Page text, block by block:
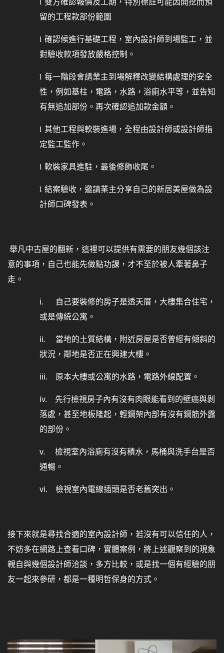
留的工程款部份範圍
l 確認候進行基礎工程，室內設計師到場監工，並
對驗收款項發放嚴格控制。
l 每一階段會請業主到場解釋改變結構處理的安全
性，例如基柱，電路，水路，浴廁水平等，並告知
有無追加部份。再次確認追加款金額。
l 其他工程與軟裝進場，全程由設計師或設計師指
定監工監作。
l 軟裝家具進駐，最後修飾收尾。
l 結案驗收，邀請業主分享自己的新居美屋做為設
計師口碑發表。
舉凡中古屋的翻新，這裡可以提供有需要的朋友幾個該注
意的事項，自己也能先做點功課，才不至於被人牽著鼻子
走。
i.
自己要裝修的房子是透天厝，大樓集合住宅，
或是傳統公寓。
ii.
當地的土質結構，附近房屋是否曾經有傾斜的
狀況，鄰地是否正在興建大樓。
iii. 原本大樓或公寓的水路，電路外線配置。
iv.
先行檢視房子內有沒有肉眼能看到的壁癌與剝
落處，甚至地板隆起，輕鋼架內部有沒有鋼筋外露
的部份。
v.
檢視室內浴廁有沒有積水，馬桶與洗手台是否
通暢。
vi. 檢視室內電線插頭是否老舊突出。
接下來就是尋找合適的室內設計師，若沒有可以信任的人，
不妨多在網路上查看口碑，實體案例，將上述觀察到的現象
親自與幾個設計師洽談，多方比較，或是找一個有經驗的朋
友一起來參研，都是一種明哲保身的方式。